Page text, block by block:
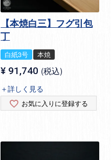
【本焼白三】フグ引包
丁
白紙3号 本焼
¥ 91,740 税込
＋詳しく見る
お気に入りに登録する